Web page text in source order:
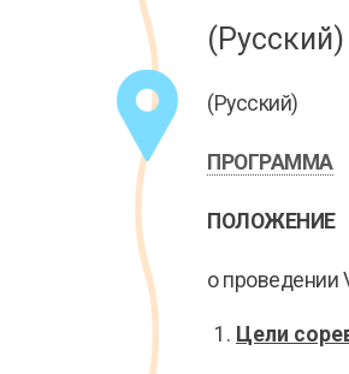
14,
(Русский)
ПРОГРАММА
ПОЛОЖЕНИЕ
о проведении
Цели